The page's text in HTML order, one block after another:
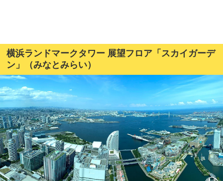
横浜ランドマークタワー 展望フロア「スカイガーデ
ン」（みなとみらい）
観光ガイド
ランキング